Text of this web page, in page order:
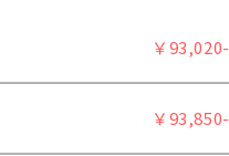
￥93,020-
￥93,850-